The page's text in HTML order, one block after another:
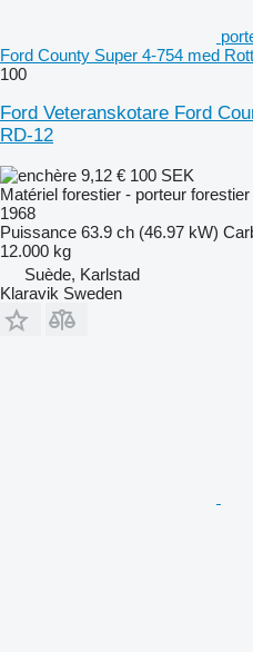
Ford County Super 4-754 med
100
Ford Veteranskotare Ford
RD-12
9,12 € 100 SEK
Matériel forestier - porteur forestier
1968
Puissance 63.9 ch (46.97 kW)
12.000 kg
Suède, Karlstad
Klaravik Sweden